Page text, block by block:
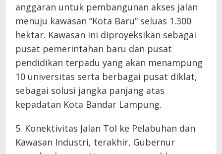
anggaran untuk pembangunan akses jalan
menuju kawasan “Kota Baru” seluas 1.300
hektar. Kawasan ini diproyeksikan sebagai
pusat pemerintahan baru dan pusat
pendidikan terpadu yang akan menampung
10 universitas serta berbagai pusat diklat,
sebagai solusi jangka panjang atas
kepadatan Kota Bandar Lampung.
5. Konektivitas Jalan Tol ke Pelabuhan dan
Kawasan Industri, terakhir, Gubernur